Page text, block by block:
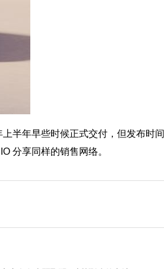
上半年早些时候正式交付，但发布时间
分享同样的销售网络。